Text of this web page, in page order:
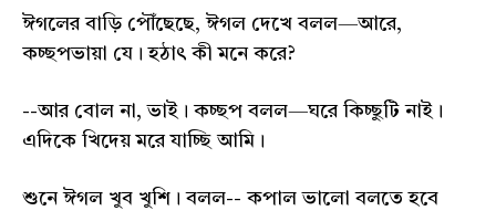
ঈগলের বাড়ি পৌঁছেছে, ঈগল দেখে বলল—আরে,
কচ্ছপভায়া যে। হঠাৎ কী মনে করে?
--আর বোল না, ভাই। কচ্ছপ বলল—ঘরে কিচ্ছুটি নাই।
এদিকে খিদেয় মরে যাচ্ছি আমি।
শুনে ঈগল খুব খুশি। বলল-- কপাল ভালো বলতে হবে